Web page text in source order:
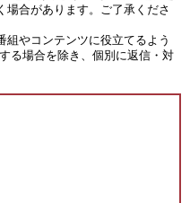
場合があります。ご了承くださ
組やコンテンツに役立てるよう
る場合を除き、個別に返信・対